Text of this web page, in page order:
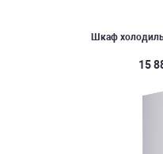
Шкаф
15